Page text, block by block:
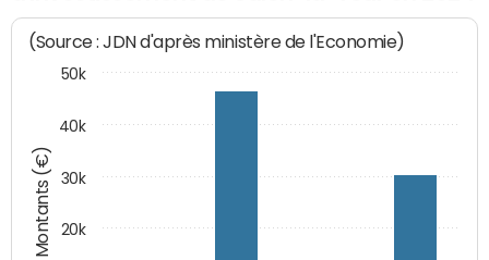
Montants (€)
(Source : JDN d'après ministère de l'Economie)
20k
30k
40k
50k